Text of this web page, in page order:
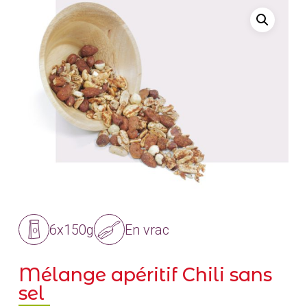
6x150g En vrac
Mélange apéritif Chili sans
sel